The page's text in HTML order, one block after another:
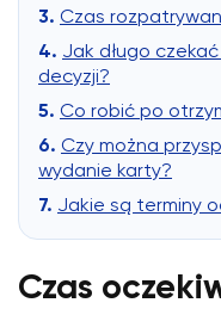
Czas
Jak długo
decyzji?
Co robić po
Czy można
wydanie karty?
Jakie są terminy
Czas